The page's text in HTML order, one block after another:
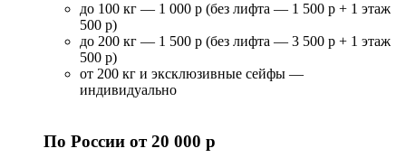
до 100 кг — 1 000 р (без лифта — 1 500 р + 1 этаж
500 р)
до 200 кг — 1 500 р (без лифта — 3 500 р + 1 этаж
500 р)
от 200 кг и эксклюзивные сейфы —
индивидуально
По России от 20 000 р